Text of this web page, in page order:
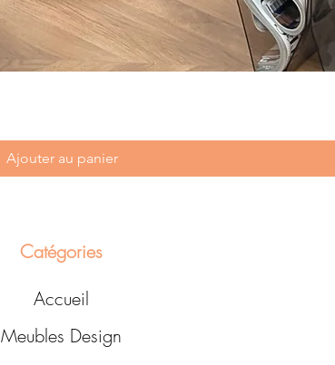
Ajouter au panier
Catégories
Accueil
Meubles Design